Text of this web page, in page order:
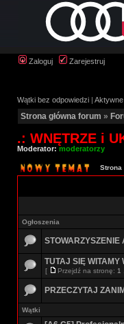
Zaloguj Zarejestruj
Wątki bez odpowiedzi |
Strona główna forum »
.: WNĘTRZE i
Moderator:moderatorzy
Strona
Ogłoszenia
TUTAJ SIĘ WITAMY
[ Przejdź na stronę: 1
PRZECZYTAJ
Wątki